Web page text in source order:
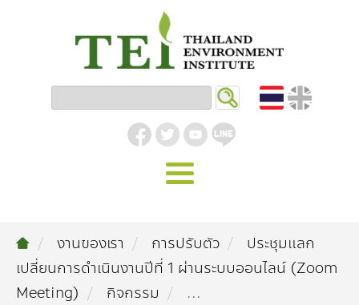
รู้จัก ม.ส.ท.
วิสัยทัศน์ | พันธกิจ
งานของเรา
งานของเรา การปรับตัว
ประชุมแลก
เปลี่ยนการดำเนินงานปีที่ 1 ผ่านระบบออนไลน์ (Zoom
Meeting)
กิจกรรม ...